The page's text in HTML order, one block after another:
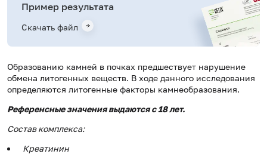
Образованию камней в почках предшествует нарушение
обмена литогенных веществ. В ходе данного исследования
определяются литогенные факторы камнеобразования.
Референсные значения выдаются с 18 лет.
Состав комплекса:
Креатинин
Пример результата
Скачать файл